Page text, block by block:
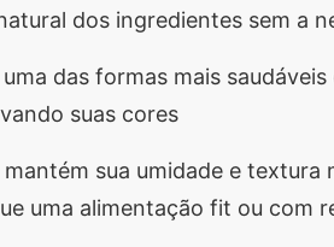
dos ingredientes sem a
das formas mais
suas cores
sua umidade e textura
uma alimentação fit ou com